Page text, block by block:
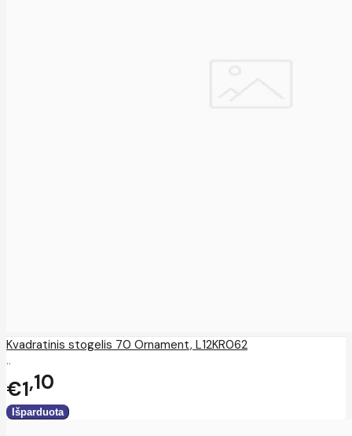
Kvadratinis stogelis 70 Ornament, L12KR062
..
€1 10